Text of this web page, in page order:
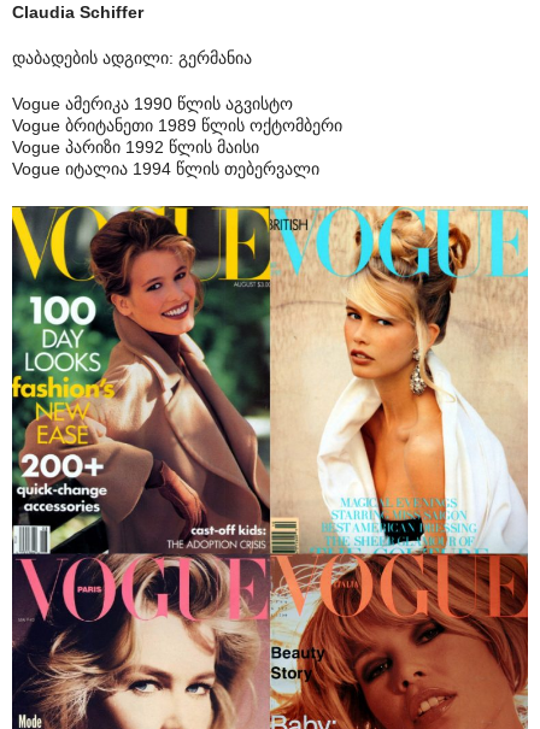
Claudia Schiffer
დაბადების ადგილი: გერმანია
Vogue ამერიკა 1990 წლის აგვისტო
Vogue ბრიტანეთი 1989 წლის ოქტომბერი
Vogue პარიზი 1992 წლის მაისი
Vogue იტალია 1994 წლის თებერვალი